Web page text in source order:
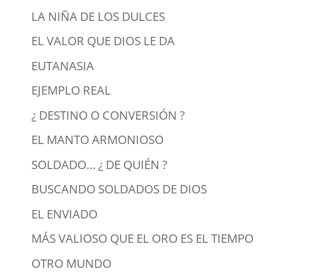
LA NIÑA DE LOS DULCES
EL VALOR QUE DIOS LE DA
EUTANASIA
EJEMPLO REAL
¿ DESTINO O CONVERSIÓN ?
EL MANTO ARMONIOSO
SOLDADO… ¿ DE QUIÉN ?
BUSCANDO SOLDADOS DE DIOS
EL ENVIADO
MÁS VALIOSO QUE EL ORO ES EL TIEMPO
OTRO MUNDO